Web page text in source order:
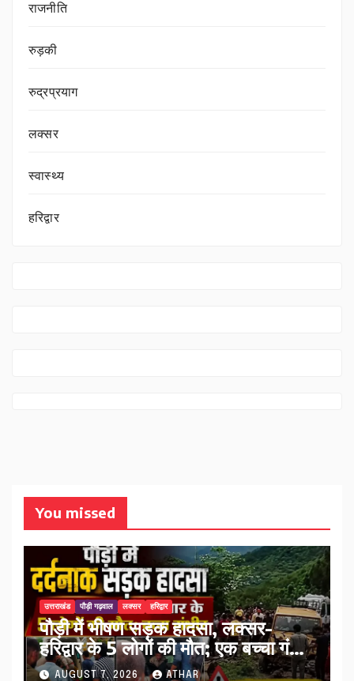
राजनीति
रुड़की
रुद्रप्रयाग
लक्सर
स्वास्थ्य
हरिद्वार
You missed
उत्तराखंड पौड़ी गढ़वाल लक्सर हरिद्वार
पौड़ी में भीषण सड़क हादसा, लक्सर-
हरिद्वार के 5 लोगों की मौत; एक बच्चा गंभीर
घायल…
AUGUST 7, 2026 ATHAR